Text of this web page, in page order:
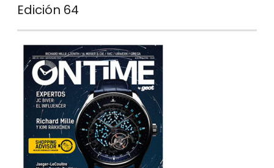
Edición 64